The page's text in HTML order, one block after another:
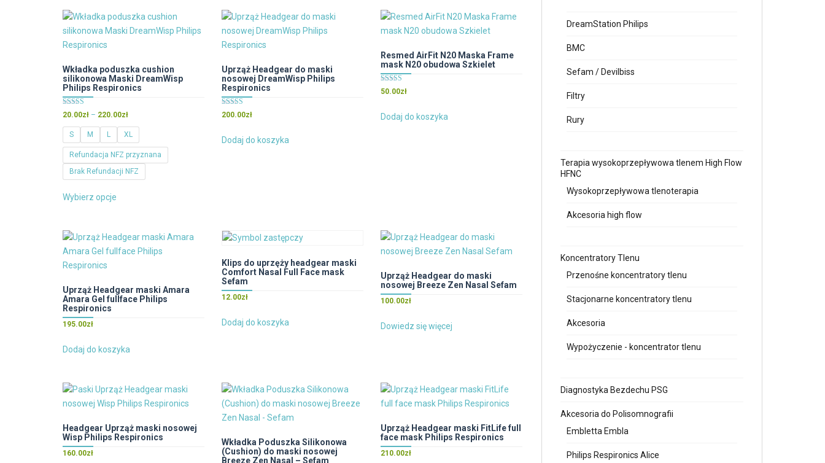
Wkładka poduszka cushion
silikonowa Maski DreamWisp
Philips Respironics
Oceniono
5.00
na 5
20.00zł – 220.00złZakres
cen:
od
20.00zł
do
220.00zł
S M L XL
Refundacja NFZ przyznana
Brak Refundacji NFZ
Wybierz opcje
wariantów.
wybrać
na
Uprząż Headgear do maski
nosowej DreamWisp Philips
Respironics
Oceniono
5.00
200.00zł
Dodaj do koszyka
Resmed AirFit N20 Maska Frame
mask N20 obudowa Szkielet
Oceniono
5.00
50.00zł
Dodaj do koszyka
Uprząż Headgear maski Amara
Amara Gel fullface Philips
Respironics
195.00zł
Dodaj do koszyka
Klips do uprzęży headgear maski
Comfort Nasal Full Face mask
Sefam
12.00zł
Dodaj do koszyka
Uprząż Headgear do maski
nosowej Breeze Zen Nasal Sefam
100.00zł
Dowiedz się więcej
Headgear Uprząż maski nosowej
Wisp Philips Respironics
160.00zł
Wkładka Poduszka Silikonowa
(Cushion) do maski nosowej
Breeze Zen Nasal – Sefam
Uprząż Headgear maski FitLife full
face mask Philips Respironics
210.00zł
DreamStation Philips
BMC
Sefam / Devilbiss
Filtry
Rury
Terapia wysokoprzepływowa tlenem High Flow
HFNC
Wysokoprzepływowa tlenoterapia
Akcesoria high flow
Koncentratory Tlenu
Przenośne koncentratory tlenu
Stacjonarne koncentratory tlenu
Akcesoria
Wypożyczenie - koncentrator tlenu
Diagnostyka Bezdechu PSG
Akcesoria do Polisomnografii
Embletta Embla
Philips Respironics Alice